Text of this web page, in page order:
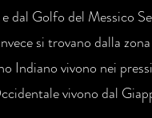
dal Golfo del Messico
si trovano dalla
Indiano vivono nei
vivono dal